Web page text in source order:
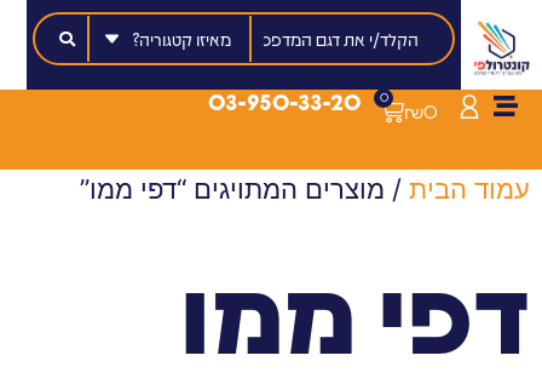
₪0
0
03-950-33-20
עמוד הבית / מוצרים המתויגים “דפי ממו”
דפי ממו